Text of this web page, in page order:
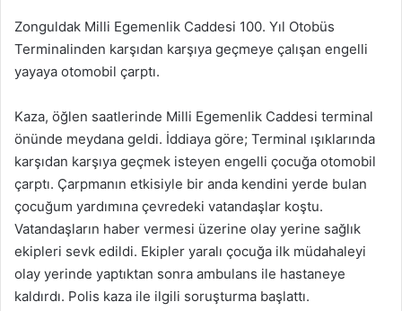
Zonguldak Milli Egemenlik Caddesi 100. Yıl Otobüs
Terminalinden karşıdan karşıya geçmeye çalışan engelli
yayaya otomobil çarptı.
Kaza, öğlen saatlerinde Milli Egemenlik Caddesi terminal
önünde meydana geldi. İddiaya göre; Terminal ışıklarında
karşıdan karşıya geçmek isteyen engelli çocuğa otomobil
çarptı. Çarpmanın etkisiyle bir anda kendini yerde bulan
çocuğum yardımına çevredeki vatandaşlar koştu.
Vatandaşların haber vermesi üzerine olay yerine sağlık
ekipleri sevk edildi. Ekipler yaralı çocuğa ilk müdahaleyi
olay yerinde yaptıktan sonra ambulans ile hastaneye
kaldırdı. Polis kaza ile ilgili soruşturma başlattı.